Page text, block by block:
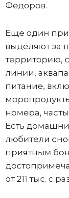
Федоров.
Еще один
выделяют за
территорию,
линии,
питание,
номера,
Есть
любители
приятным
от 211 тыс. с